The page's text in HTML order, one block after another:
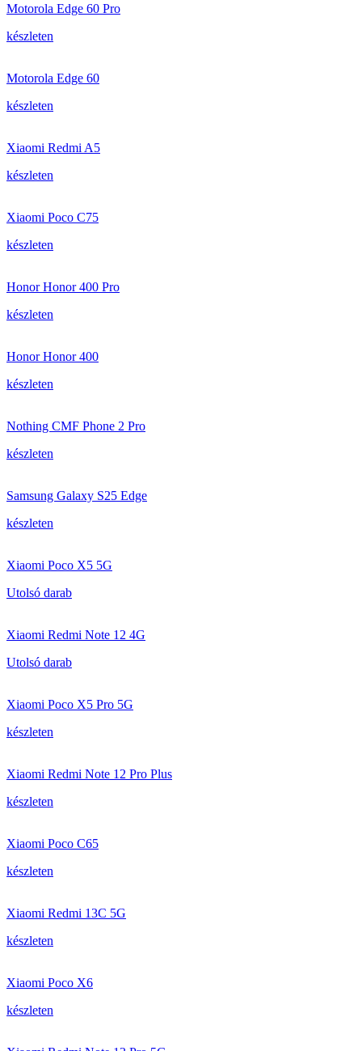
Motorola Edge 60 Pro
készleten
Motorola Edge 60
készleten
Xiaomi Redmi A5
készleten
Xiaomi Poco C75
készleten
Honor Honor 400 Pro
készleten
Honor Honor 400
készleten
Nothing CMF Phone 2 Pro
készleten
Samsung Galaxy S25 Edge
készleten
Xiaomi Poco X5 5G
Utolsó darab
Xiaomi Redmi Note 12 4G
Utolsó darab
Xiaomi Poco X5 Pro 5G
készleten
Xiaomi Redmi Note 12 Pro Plus
készleten
Xiaomi Poco C65
készleten
Xiaomi Redmi 13C 5G
készleten
Xiaomi Poco X6
készleten